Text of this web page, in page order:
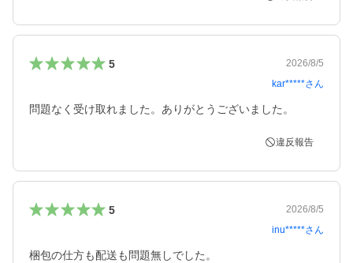
5
2026/8/5
kar*****さん
問題なく受け取れました。ありがとうございました。
違反報告
5
2026/8/5
inu*****さん
梱包の仕方も配送も問題無しでした。